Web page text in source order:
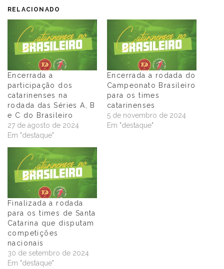
RELACIONADO
Encerrada a
participação dos
catarinenses na
rodada das Séries A, B
e C do Brasileiro
27 de agosto de 2024
Em "destaque"
Encerrada a rodada do
Campeonato Brasileiro
para os times
catarinenses
5 de novembro de 2024
Em "destaque"
Finalizada a rodada
para os times de Santa
Catarina que disputam
competições
nacionais
30 de setembro de 2024
Em "destaque"